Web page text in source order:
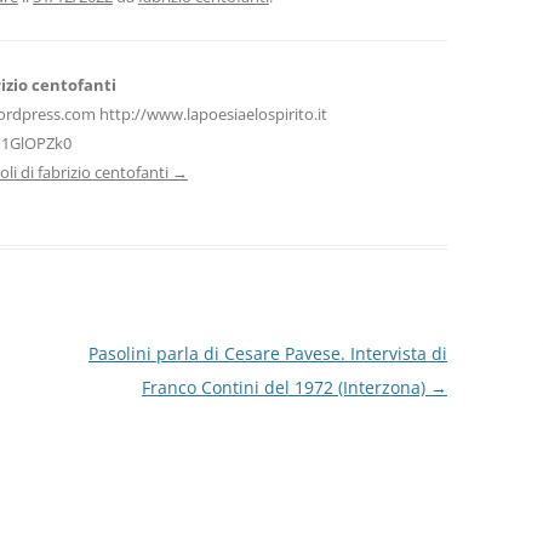
centofanti
http://www.lapoesiaelospirito.it
di fabrizio centofanti →
Pasolini parla di Cesare Pavese. Intervista di
Franco Contini del 1972 (Interzona) →